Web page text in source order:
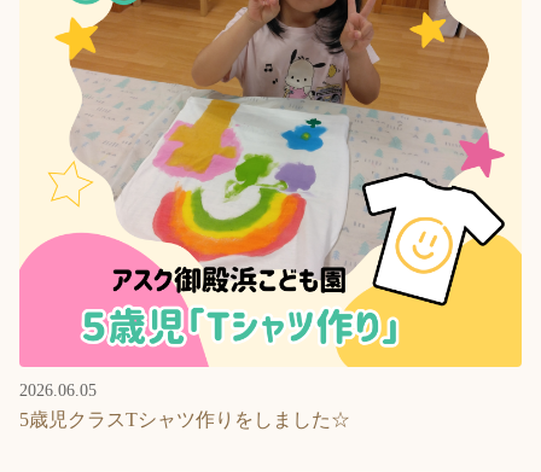
2026.06.05
5歳児クラスTシャツ作りをしました☆